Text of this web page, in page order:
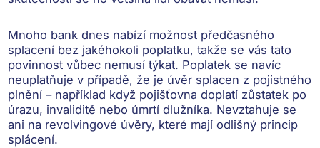
Mnoho bank dnes nabízí možnost předčasného
splacení bez jakéhokoli poplatku, takže se vás tato
povinnost vůbec nemusí týkat. Poplatek se navíc
neuplatňuje v případě, že je úvěr splacen z pojistného
plnění – například když pojišťovna doplatí zůstatek po
úrazu, invaliditě nebo úmrtí dlužníka. Nevztahuje se
ani na revolvingové úvěry, které mají odlišný princip
splácení.